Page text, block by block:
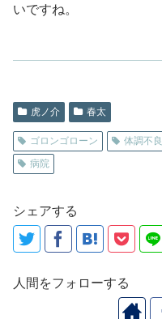
いですね。
虎ノ介 春太
ゴロンゴローン 体調不良
病院
シェアする
人間をフォローする